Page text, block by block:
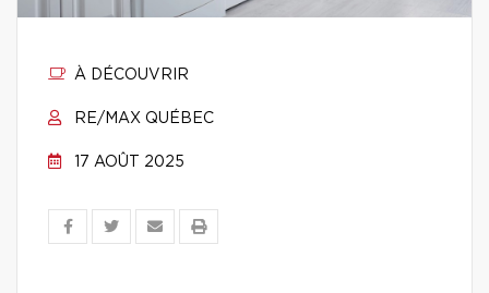
À DÉCOUVRIR
RE/MAX QUÉBEC
17 AOÛT 2025